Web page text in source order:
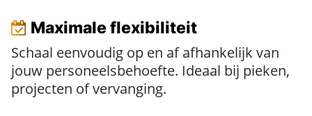
Maximale flexibiliteit
Schaal eenvoudig op en af afhankelijk van
jouw personeelsbehoefte. Ideaal bij pieken,
projecten of vervanging.